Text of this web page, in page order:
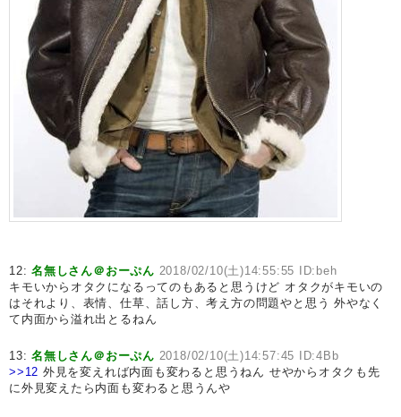
12:名無しさん＠おーぷん 2018/02/10(土)14:55:55 ID:beh
キモいからオタクになるってのもあると思うけど オタクがキモいの
はそれより、表情、仕草、話し方、考え方の問題やと思う 外やなく
て内面から溢れ出とるねん
13:名無しさん＠おーぷん 2018/02/10(土)14:57:45 ID:4Bb
>>12 外見を変えれば内面も変わると思うねん せやからオタクも先
に外見変えたら内面も変わると思うんや